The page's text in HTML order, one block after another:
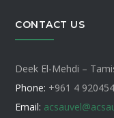
CONTACT US
Deek El-Mehdi –
Phone: +961 4
Email: acsauvel